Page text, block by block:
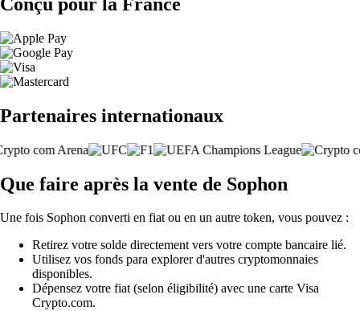
Partenaires internationaux
Que faire après la vente de Sophon
Une fois Sophon converti en fiat ou en un autre token, vous pouvez :
Retirez votre solde directement vers votre compte bancaire lié.
Utilisez vos fonds para explorer d'autres cryptomonnaies
disponibles.
Dépensez votre fiat (selon éligibilité) avec une carte Visa
Crypto.com.